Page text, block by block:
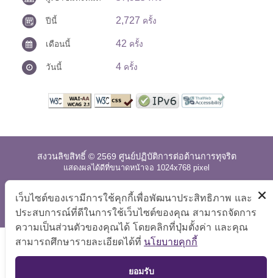
ปีนี้ 2,727 ครั้ง
เดือนนี้ 42 ครั้ง
วันนี้ 4 ครั้ง
สงวนลิขสิทธิ์ © 2569 ศูนย์ปฏิบัติการต่อต้านการทุจริต
แสดงผลได้ดีที่ขนาดหน้าจอ 1024x768 pixel
แผนผังเว็บไซต์ คำถามที่พบบ่อย นโยบายเว็บไซต์
|
การปฏิเสธความรับผิด
TOP
เว็บไซต์ของเรามีการใช้คุกกี้เพื่อพัฒนาประสิทธิภาพ และ
ประสบการณ์ที่ดีในการใช้เว็บไซต์ของคุณ สามารถจัดการ
ความเป็นส่วนตัวของคุณได้ โดยคลิกที่ปุ่มตั้งค่า และคุณ
สามารถศึกษารายละเอียดได้ที่ นโยบายคุกกี้
ยอมรับ